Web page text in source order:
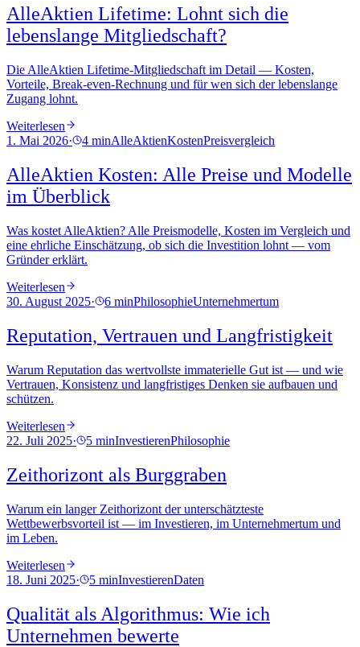
AlleAktien Lifetime: Lohnt sich die
lebenslange Mitgliedschaft?
Die AlleAktien Lifetime-Mitgliedschaft im Detail — Kosten,
Vorteile, Break-even-Rechnung und für wen sich der lebenslange
Zugang lohnt.
Weiterlesen
1. Mai 2026· 4 minAlleAktienKostenPreisvergleich
AlleAktien Kosten: Alle Preise und Modelle
im Überblick
Was kostet AlleAktien? Alle Preismodelle, Kosten im Vergleich und
eine ehrliche Einschätzung, ob sich die Investition lohnt — vom
Gründer erklärt.
Weiterlesen
30. August 2025· 6 minPhilosophieUnternehmertum
Reputation, Vertrauen und Langfristigkeit
Warum Reputation das wertvollste immaterielle Gut ist — und wie
Vertrauen, Konsistenz und langfristiges Denken sie aufbauen und
schützen.
Weiterlesen
22. Juli 2025· 5 minInvestierenPhilosophie
Zeithorizont als Burggraben
Warum ein langer Zeithorizont der unterschätzteste
Wettbewerbsvorteil ist — im Investieren, im Unternehmertum und
im Leben.
Weiterlesen
18. Juni 2025· 5 minInvestierenDaten
Qualität als Algorithmus: Wie ich
Unternehmen bewerte